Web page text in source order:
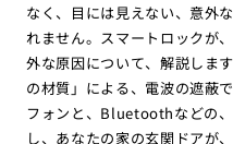
なく、目には見えない、意外
れません。スマートロックが
外な原因について、解説しま
の材質」による、電波の遮蔽
フォンと、Bluetoothなどの
し、あなたの家の玄関ドアが